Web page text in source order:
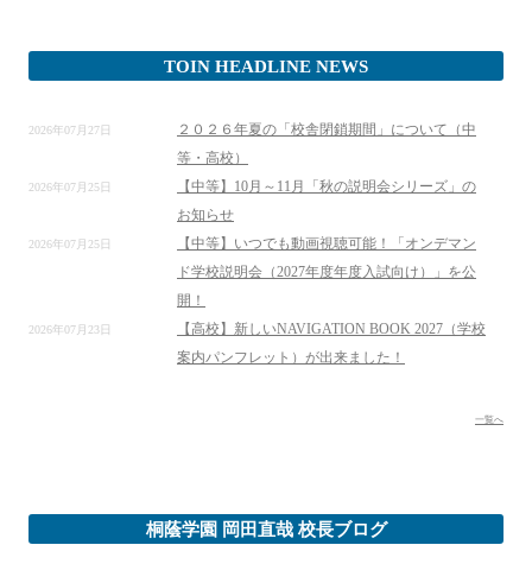
TOIN HEADLINE NEWS
2026年07月27日
２０２６年夏の「校舎閉鎖期間」について（中
等・高校）
2026年07月25日
【中等】10月～11月「秋の説明会シリーズ」の
お知らせ
2026年07月25日
【中等】いつでも動画視聴可能！「オンデマン
ド学校説明会（2027年度年度入試向け）」を公
開！
2026年07月23日
【高校】新しいNAVIGATION BOOK 2027（学校
案内パンフレット）が出来ました！
一覧へ
桐蔭学園 岡田直哉 校長ブログ